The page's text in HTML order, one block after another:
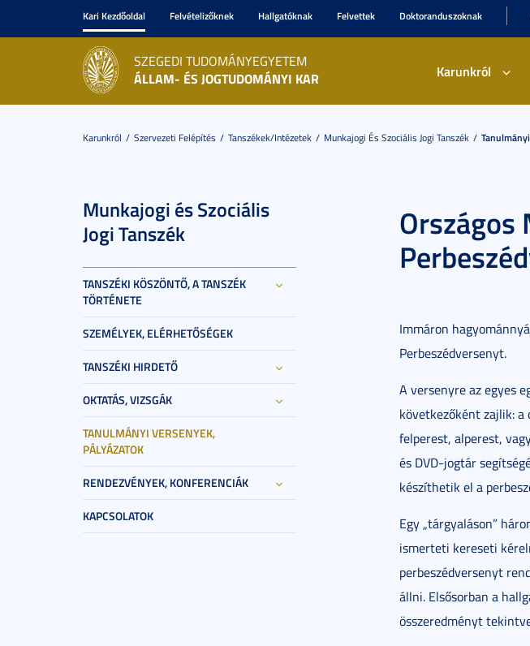
Kari Kezdőoldal Felvételizőknek Hallgatóknak Felvettek Doktoranduszoknak
SZEGEDI TUDOMÁNYEGYETEM
ÁLLAM- ÉS JOGTUDOMÁNYI KAR Karunkról
Karunkról Szervezeti Felépítés Tanszékek/Intézetek Munkajogi És Szociális Jogi Tanszék
Munkajogi és Szociális
Jogi Tanszék
TANSZÉKI KÖSZÖNTŐ, A TANSZÉK
TÖRTÉNETE
SZEMÉLYEK, ELÉRHETŐSÉGEK
TANSZÉKI HIRDETŐ
OKTATÁS, VIZSGÁK
TANULMÁNYI VERSENYEK,
PÁLYÁZATOK
RENDEZVÉNYEK, KONFERENCIÁK
KAPCSOLATOK
Országos
Immáron
Perbeszédversenyt.
A versenyre az egyes
következőként zajlik:
felperest, alperest,
és DVD-jogtár
készíthetik el a
Egy „tárgyaláson”
ismerteti kereseti
perbeszédversenyt
állni. Elsősorban a
összeredményt